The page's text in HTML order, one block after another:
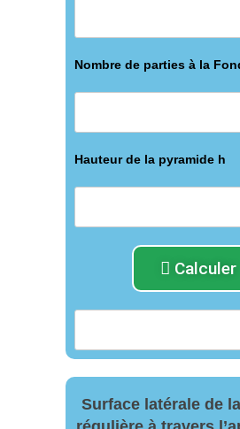
Nombre de parties à la
Hauteur de la pyramide h
Calculer
Surface latérale de